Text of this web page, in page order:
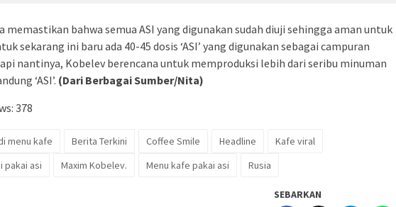
memastikan bahwa semua ASI yang digunakan sudah diuji sehingga aman untuk
sekarang ini baru ada 40-45 dosis ‘ASI’ yang digunakan sebagai campuran
nantinya, Kobelev berencana untuk memproduksi lebih dari seribu minuman
‘ASI’. (Dari Berbagai Sumber/Nita)
378
menu kafe Berita Terkini Coffee Smile Headline
Kafe viral
pakai asi
Maxim Kobelev. Menu kafe pakai asi Rusia
SEBARKAN